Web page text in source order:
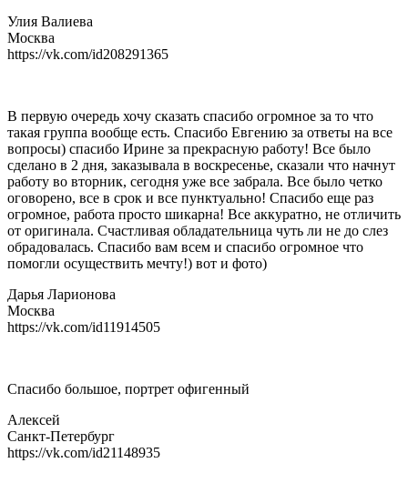
Улия Валиева
Москва
https://vk.com/id208291365
В первую очередь хочу сказать спасибо огромное за то что
такая группа вообще есть. Спасибо Евгению за ответы на все
вопросы) спасибо Ирине за прекрасную работу! Все было
сделано в 2 дня, заказывала в воскресенье, сказали что начнут
работу во вторник, сегодня уже все забрала. Все было четко
оговорено, все в срок и все пунктуально! Спасибо еще раз
огромное, работа просто шикарна! Все аккуратно, не отличить
от оригинала. Счастливая обладательница чуть ли не до слез
обрадовалась. Спасибо вам всем и спасибо огромное что
помогли осуществить мечту!) вот и фото)
Дарья Ларионова
Москва
https://vk.com/id11914505
Спасибо большое, портрет офигенный
Алексей
Санкт-Петербург
https://vk.com/id21148935